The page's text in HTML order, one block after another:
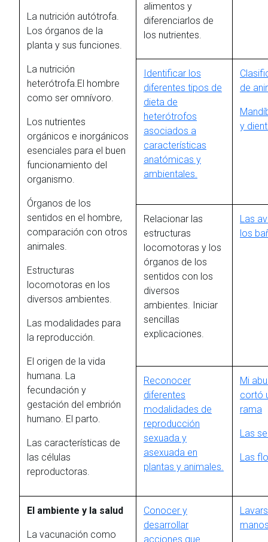
La nutrición autótrofa.
Los órganos de la
planta y sus funciones.
La nutrición
heterótrofa.El hombre
como ser omnívoro.
Los nutrientes
orgánicos e inorgánicos
esenciales para el buen
funcionamiento del
organismo.
Órganos de los
sentidos en el hombre,
comparación con otros
animales.
Estructuras
locomotoras en los
diversos ambientes.
Las modalidades para
la reproducción.
El origen de la vida
humana. La
fecundación y
gestación del embrión
humano. El parto.
Las características de
las células
reproductoras.
alimentos y
diferenciarlos de
los nutrientes.
Identificar los
diferentes tipos de
dieta de
heterótrofos
asociados a
características
anatómicas y
ambientales.
de
y
Relacionar las
estructuras
locomotoras y los
órganos de los
sentidos con los
diversos
ambientes. Iniciar
sencillas
explicaciones.
Las
los
Reconocer
diferentes
modalidades de
reproducción
sexuada y
asexuada en
plantas y animales.
Mi
cortó
rama
Las
Las
El ambiente y la salud
La vacunación como
Conocer y
desarrollar
acciones que